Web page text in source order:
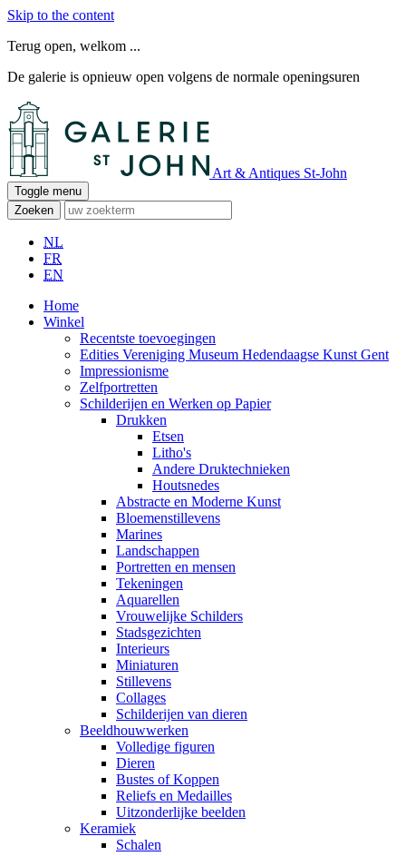
Skip to the content
Terug open, welkom ...
De galerie is opnieuw open volgens de normale openingsuren
Art & Antiques St-John
Toggle menu
Zoeken
NL
FR
EN
Home
Winkel
Recentste toevoegingen
Edities Vereniging Museum Hedendaagse Kunst Gent
Impressionisme
Zelfportretten
Schilderijen en Werken op Papier
Drukken
Etsen
Litho's
Andere Druktechnieken
Houtsnedes
Abstracte en Moderne Kunst
Bloemenstillevens
Marines
Landschappen
Portretten en mensen
Tekeningen
Aquarellen
Vrouwelijke Schilders
Stadsgezichten
Interieurs
Miniaturen
Stillevens
Collages
Schilderijen van dieren
Beeldhouwwerken
Volledige figuren
Dieren
Bustes of Koppen
Reliefs en Medailles
Uitzonderlijke beelden
Keramiek
Schalen